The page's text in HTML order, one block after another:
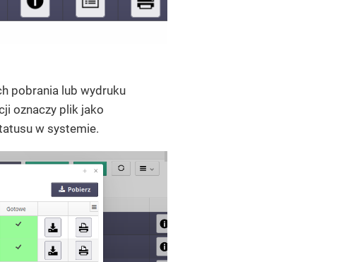
pobrania lub wydruku
oznaczy plik jako
w systemie.